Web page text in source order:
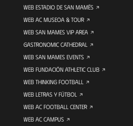
WEB ESTADIO DE SAN MAMÉS
WEB AC MUSEOA & TOUR
WEB SAN MAMES VIP AREA
GASTRONOMIC CATHEDRAL
WEB SAN MAMES EVENTS
WEB FUNDACIÓN ATHLETIC CLUB
WEB THINKING FOOTBALL
WEB LETRAS Y FÚTBOL
WEB AC FOOTBALL CENTER
WEB AC CAMPUS